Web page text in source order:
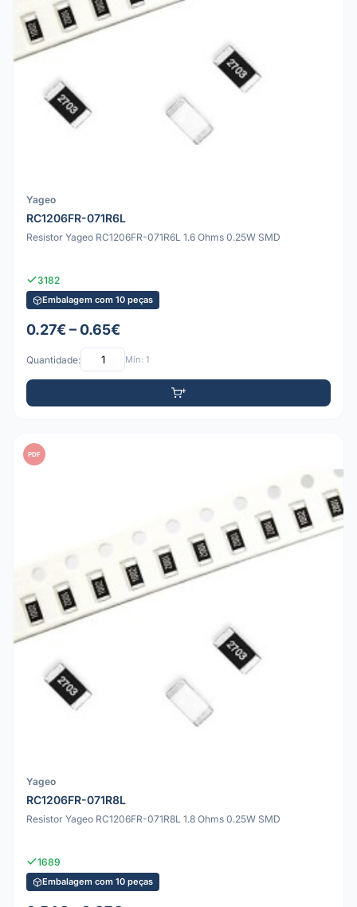
Yageo
RC1206FR-071R6L
Resistor Yageo RC1206FR-071R6L 1.6 Ohms 0.25W SMD
3182
Embalagem com 10 peças
0.27€ – 0.65€
Quantidade: Mín: 1
PDF
Yageo
RC1206FR-071R8L
Resistor Yageo RC1206FR-071R8L 1.8 Ohms 0.25W SMD
1689
Embalagem com 10 peças